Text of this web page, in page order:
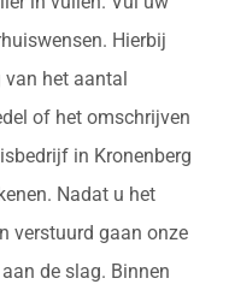
Hierbij
van het aantal
of het omschrijven
in Kronenberg
Nadat u het
verstuurd gaan onze
de slag. Binnen